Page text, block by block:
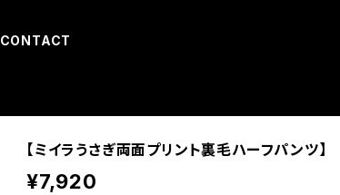
CONTACT
【ミイラうさぎ両面プリント裏毛ハーフパンツ】
¥7,920